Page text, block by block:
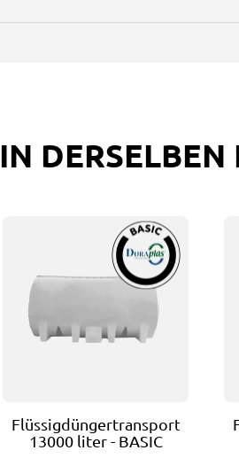
IN DERSELBEN
Flüssigdüngertransportfass
13000 liter - BASIC